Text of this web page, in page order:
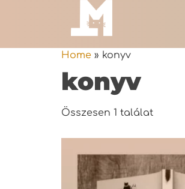
Home » konyv
konyv
Összesen 1 találat